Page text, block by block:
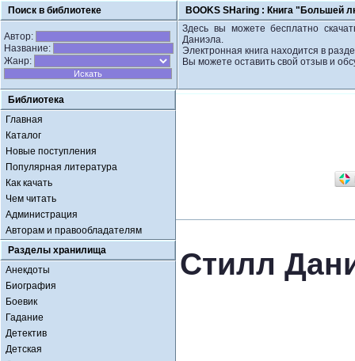
Поиск в библиотеке BOOKS SHaring : Книга "Большей
Автор:
Название:
Жанр:
Здесь вы можете бесплатно
Даниэла.
Электронная книга находится в
Вы можете оставить свой отзыв и
Библиотека
Главная
Каталог
Новые поступления
Популярная литература
Как качать
Чем читать
Администрация
Авторам и правообладателям
Разделы хранилища
Анекдоты
Биография
Боевик
Гадание
Детектив
Детская
Стилл